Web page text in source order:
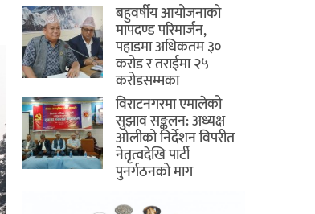
बहुवर्षीय आयोजनाको
मापदण्ड परिमार्जन,
पहाडमा अधिकतम ३०
करोड र तराईमा २५
करोडसम्मका
विराटनगरमा एमालेको
सुझाव सङ्कलन: अध्यक्ष
ओलीको निर्देशन विपरीत
नेतृत्वदेखि पार्टी
पुनर्गठनको माग